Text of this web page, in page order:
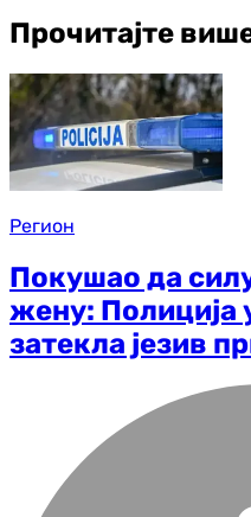
Прочитајте
Регион
Покушао да
жену: Полиција
затекла језив